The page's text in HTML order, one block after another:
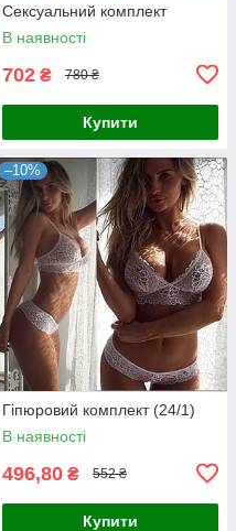
Сексуальний комплект
В наявності
702 ₴ 780 ₴
Купити
–10%
Гіпюровий комплект (24/1)
В наявності
496,80 ₴ 552 ₴
Купити